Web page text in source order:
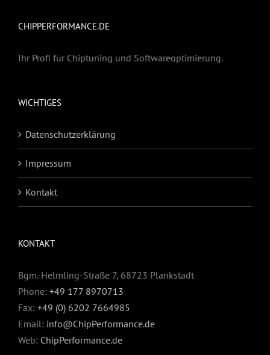
CHIPPERFORMANCE.DE
Ihr Profi für Chiptuning und Softwareoptimierung.
WICHTIGES
Datenschutzerklärung
Impressum
Kontakt
KONTAKT
Bgm.-Helmling-Straße 7, 68723 Plankstadt
Phone: +49 177 8970713
Fax: +49 (0) 6202 7664985
Email: info@ChipPerformance.de
Web: ChipPerformance.de